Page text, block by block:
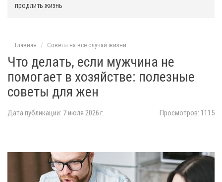
продлить жизнь
Главная Советы на все случаи жизни
Что делать, если мужчина не
помогает в хозяйстве: полезные
советы для жен
Дата публикации: 7 июля 2026 г. Просмотров: 1115